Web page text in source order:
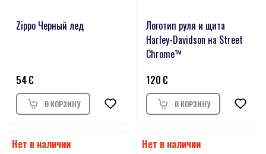
Zippo Черный лед
54
Логотип руля и щита
Harley-Davidson на Street
Chrome™
120